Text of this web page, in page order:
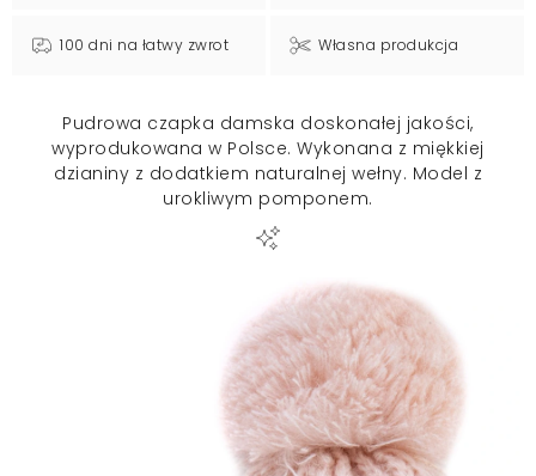
100 dni na łatwy zwrot Własna produkcja
Pudrowa czapka damska doskonałej jakości,
wyprodukowana w Polsce. Wykonana z miękkiej
dzianiny z dodatkiem naturalnej wełny. Model z
urokliwym pomponem.